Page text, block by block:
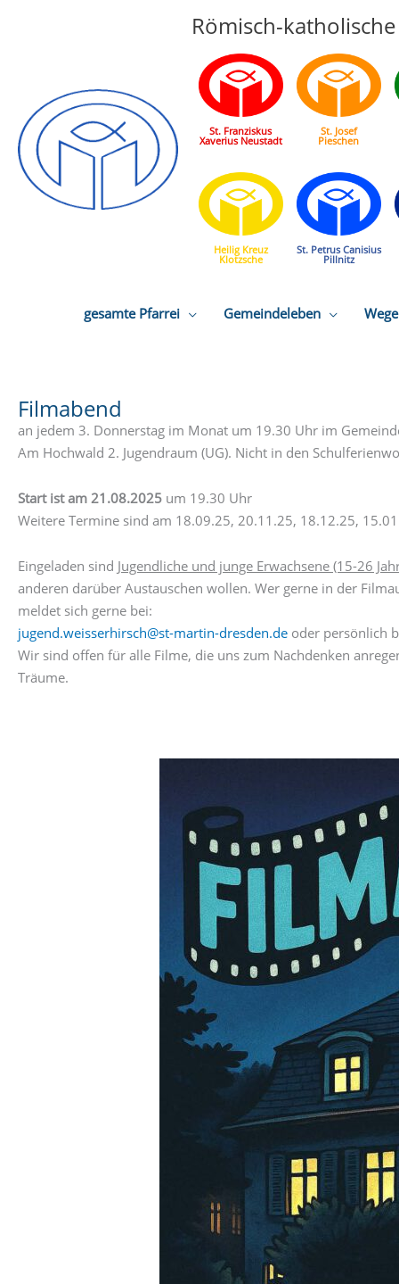
Römisch-
St. Franziskus
Xaverius Neustadt
St. Josef
Pieschen
Heilig Kreuz
Klotzsche
St. Petrus Canisius
Pillnitz
gesamte Pfarrei Gemeindeleben
Filmabend
an jedem 3. Donnerstag im Monat um 19.30 Uhr im
Am Hochwald 2. Jugendraum (UG). Nicht in den
Start ist am 21.08.2025 um 19.30 Uhr
Weitere Termine sind am 18.09.25, 20.11.25, 18.12.25,
Eingeladen sind Jugendliche und junge Erwachsene (15-26
anderen darüber Austauschen wollen. Wer gerne in der
meldet sich gerne bei:
jugend.weisserhirsch@st-martin-dresden.de oder persönlich
Wir sind offen für alle Filme, die uns zum Nachdenken
Träume.